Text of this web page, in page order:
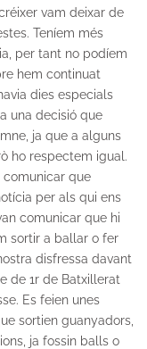
vam deixar de
Teníem més
per tant no podíem
hem continuat
dies especials
una decisió que
ja que a alguns
ho respectem igual.
comunicar que
per als qui ens
comunicar que hi
sortir a ballar o fer
disfressa davant
de 1r de Batxillerat
Es feien unes
sortien guanyadors,
ja fossin balls o